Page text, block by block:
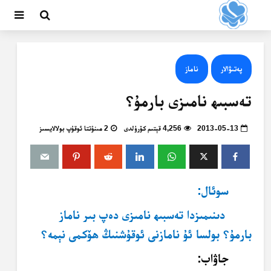
پەتىۋالار ناماز
تەسبىھ نامىزى بارمۇ؟
2013-05-13 4,256 قېتىم كۆرۈلدى 2 مىنۇتتا ئوقۇپ بولالايسىز
سوئال:
دىنىمىزدا تەسبىھ نامىزى دەپ بىر ناماز
بارمۇ؟ بولسا ئۇ نامازنى ئوقۇشنىڭ ھۆكمى نېمە؟
جاۋاب: